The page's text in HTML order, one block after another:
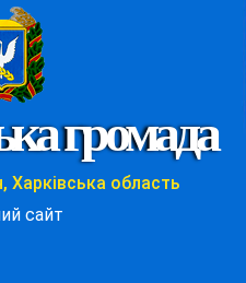
громада
Харківська область
сайт